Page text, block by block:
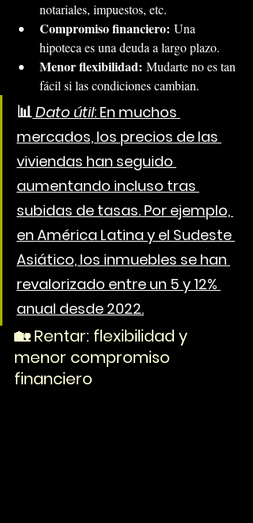
notariales, impuestos, etc.
Compromiso financiero: Una
hipoteca es una deuda a largo plazo.
Menor flexibilidad: Mudarte no es tan
fácil si las condiciones cambian.
📊Dato útil: En muchos
mercados, los precios de las
viviendas han seguido
aumentando incluso tras
subidas de tasas. Por ejemplo,
en América Latina y el Sudeste
Asiático, los inmuebles se han
revalorizado entre un 5 y 12%
anual desde 2022.
🏡 Rentar: flexibilidad y
menor compromiso
financiero